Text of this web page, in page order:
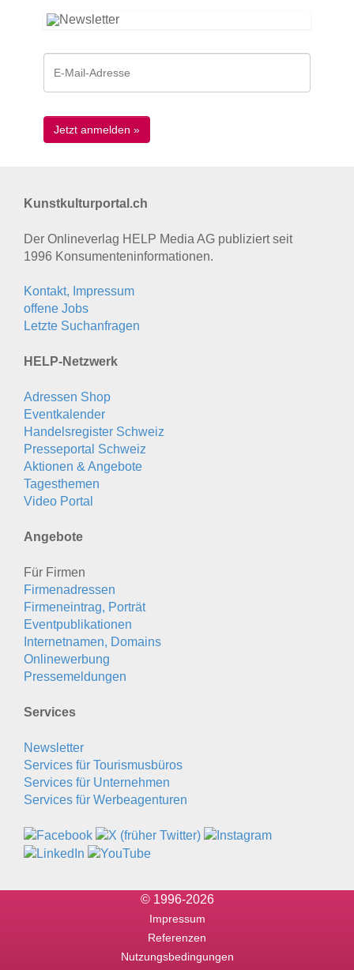
Kunstkulturportal.ch
Der Onlineverlag HELP Media AG publiziert seit
1996 Konsumenten­informationen.
Kontakt, Impressum
offene Jobs
Letzte Suchanfragen
HELP-Netzwerk
Adressen Shop
Eventkalender
Handelsregister Schweiz
Presseportal Schweiz
Aktionen & Angebote
Tagesthemen
Video Portal
Angebote
Für Firmen
Firmenadressen
Firmeneintrag, Porträt
Eventpublikationen
Internetnamen, Domains
Onlinewerbung
Pressemeldungen
Services
Newsletter
Services für Tourismusbüros
Services für Unternehmen
Services für Werbeagenturen
© 1996-2026
Impressum
Referenzen
Nutzungsbedingungen